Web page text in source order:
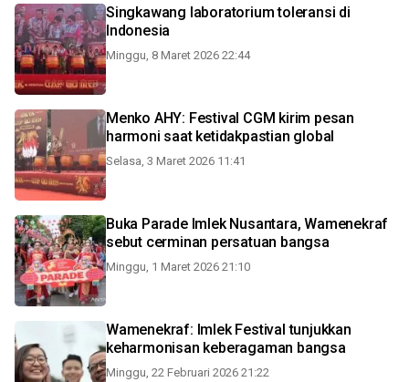
Singkawang laboratorium toleransi di
Indonesia
Minggu, 8 Maret 2026 22:44
Menko AHY: Festival CGM kirim pesan
harmoni saat ketidakpastian global
Selasa, 3 Maret 2026 11:41
Buka Parade Imlek Nusantara, Wamenekraf
sebut cerminan persatuan bangsa
Minggu, 1 Maret 2026 21:10
Wamenekraf: Imlek Festival tunjukkan
keharmonisan keberagaman bangsa
Minggu, 22 Februari 2026 21:22